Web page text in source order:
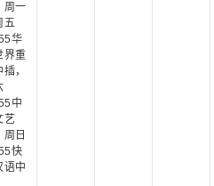
周一
五
华
界重
，
中
艺
周日
快
语中